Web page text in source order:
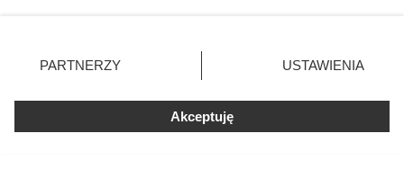
potem postawił potworne
ultimatum. Kulisy tragedii, która
wstrząsnęła Polską
zmienić/wycofać klikając przycisk ustawień prywatności
znajdujący się w lewym dolnym rogu strony. Niektóre
użytkownika, ale masz prawo sprzeciwić się takiemu
przetwarzaniu. Preferencje będą miały zastosowania tylko
PARTNERZY USTAWIENIA
Akceptuję